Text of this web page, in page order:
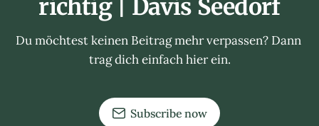
richtig | Davis Seedorf
Du möchtest keinen Beitrag mehr verpassen? Dann
trag dich einfach hier ein.
Subscribe now